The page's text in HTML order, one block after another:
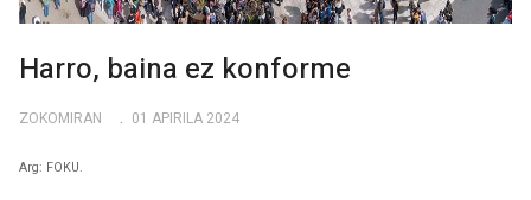
Harro, baina ez konforme
ZOKOMIRAN 01 APIRILA 2024
Arg: FOKU.